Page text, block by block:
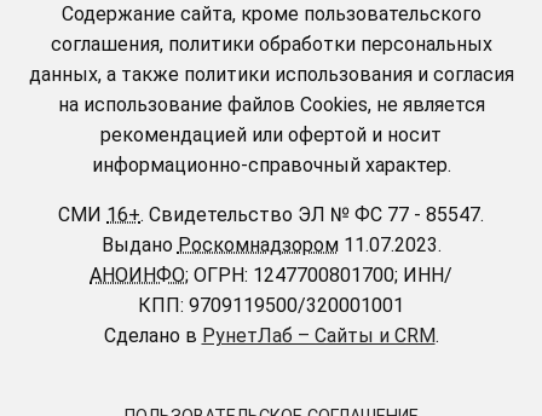
Содержание сайта, кроме пользовательского
соглашения, политики обработки персональных
данных, а также политики использования и согласия
на использование файлов Cookies, не является
рекомендацией или офертой и носит
информационно-справочный характер.
СМИ 16+. Свидетельство ЭЛ № ФС 77 - 85547.
Выдано Роскомнадзором11.07.2023.
АНОИНФО; ОГРН: 1247700801700; ИНН/
КПП: 9709119500/320001001
Сделано в РунетЛаб – Сайты и CRM.